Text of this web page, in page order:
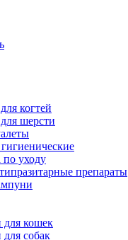
когтей
шерсти
по уходу
препараты
кошек
собак